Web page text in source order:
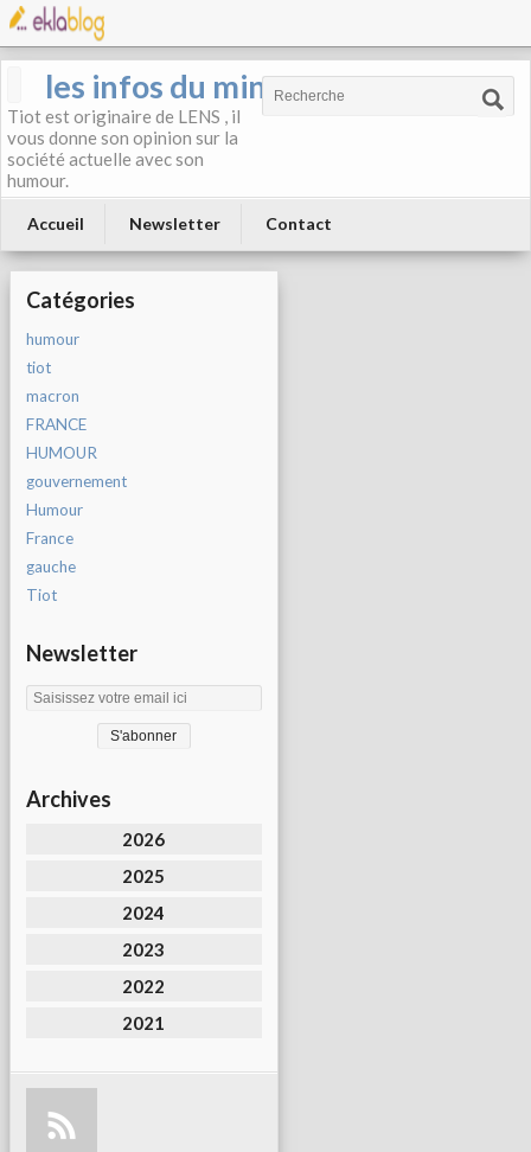
les infos du mineur
Tiot est originaire de LENS , il
vous donne son opinion sur la
société actuelle avec son
humour.
Accueil Newsletter Contact
Catégories
humour
tiot
macron
FRANCE
HUMOUR
gouvernement
Humour
France
gauche
Tiot
Newsletter
Archives
2026
2025
2024
2023
2022
2021